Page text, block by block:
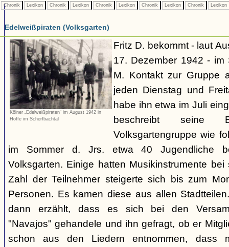
Chronik Lexikon Chronik Lexikon Chronik Lexikon Chronik Lexikon Chronik Lexikon
Edelweißpiraten (Volksgarten)
Kölner „Edelweißpiraten“ im August 1942 in
Höffe im Scherfbachtal
Fritz D. bekommt - laut
17. Dezember 1942 - im
M. Kontakt zur Gruppe
jeden Dienstag und
habe ihn etwa im Juli
beschreibt seine
Volksgartengruppe wie
im Sommer d. Jrs. etwa 40 Jugendliche
Volksgarten. Einige hatten Musikinstrumente
Zahl der Teilnehmer steigerte sich bis zum
Personen. Es kamen diese aus allen
dann erzählt, dass es sich bei den
"Navajos" gehandele und ihn gefragt, ob er
schon aus den Liedern entnommen, dass